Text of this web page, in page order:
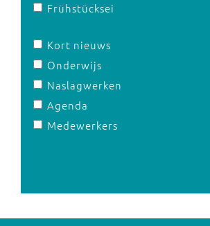
Frühstücksei
Kort nieuws
Onderwijs
Naslagwerken
Agenda
Medewerkers